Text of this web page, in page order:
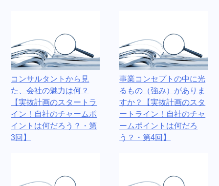
コンサルタントから見
た、会社の魅力は何？
【実抜計画のスタートラ
イン！自社のチャームポ
イントは何だろう？・第
3回】
事業コンセプトの中に光
るもの（強み）がありま
すか？【実抜計画のスタ
ートライン！自社のチャ
ームポイントは何だろ
う？・第4回】